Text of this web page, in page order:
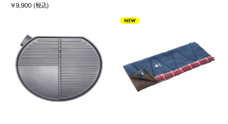
￥9,900 (税込)
NEW